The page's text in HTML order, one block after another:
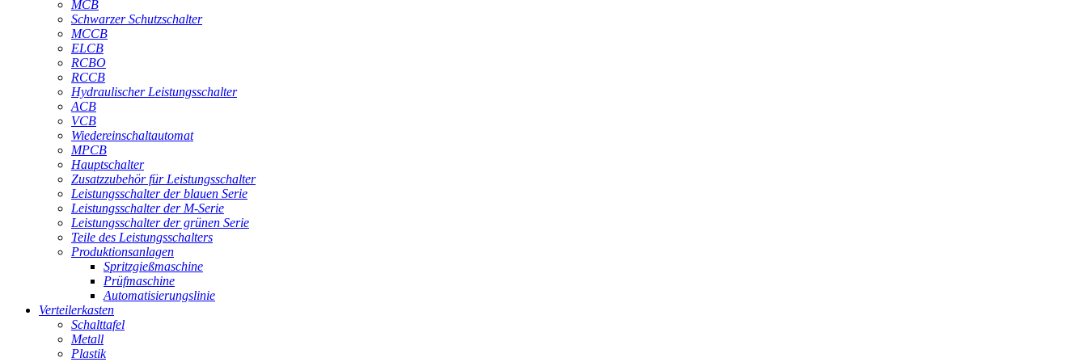
MCB
Schwarzer Schutzschalter
MCCB
ELCB
RCBO
RCCB
Hydraulischer Leistungsschalter
ACB
VCB
Wiedereinschaltautomat
MPCB
Hauptschalter
Zusatzzubehör für Leistungsschalter
Leistungsschalter der blauen Serie
Leistungsschalter der M-Serie
Leistungsschalter der grünen Serie
Teile des Leistungsschalters
Produktionsanlagen
Spritzgießmaschine
Prüfmaschine
Automatisierungslinie
Verteilerkasten
Schalttafel
Metall
Plastik